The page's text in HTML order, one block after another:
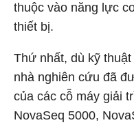
thuộc vào năng lực
thiết bị.
Thứ nhất, dù kỹ
nhà nghiên cứu đã
của các cỗ máy giải
NovaSeq 5000,